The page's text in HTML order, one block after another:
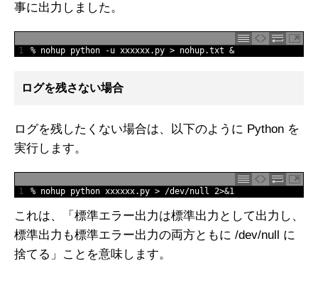
事に出力しました。
1 % nohup python -u xxxxxx. py > nohup.txt &
ログを残さない場合
ログを残したくない場合は、以下のように Python を
実行します。
1 % nohup python xxxxxx. py > /dev/null 2>&1
これは、「標準エラー出力は標準出力として出力し、
標準出力も標準エラー出力の両方ともに /dev/null に
捨てる」ことを意味します。